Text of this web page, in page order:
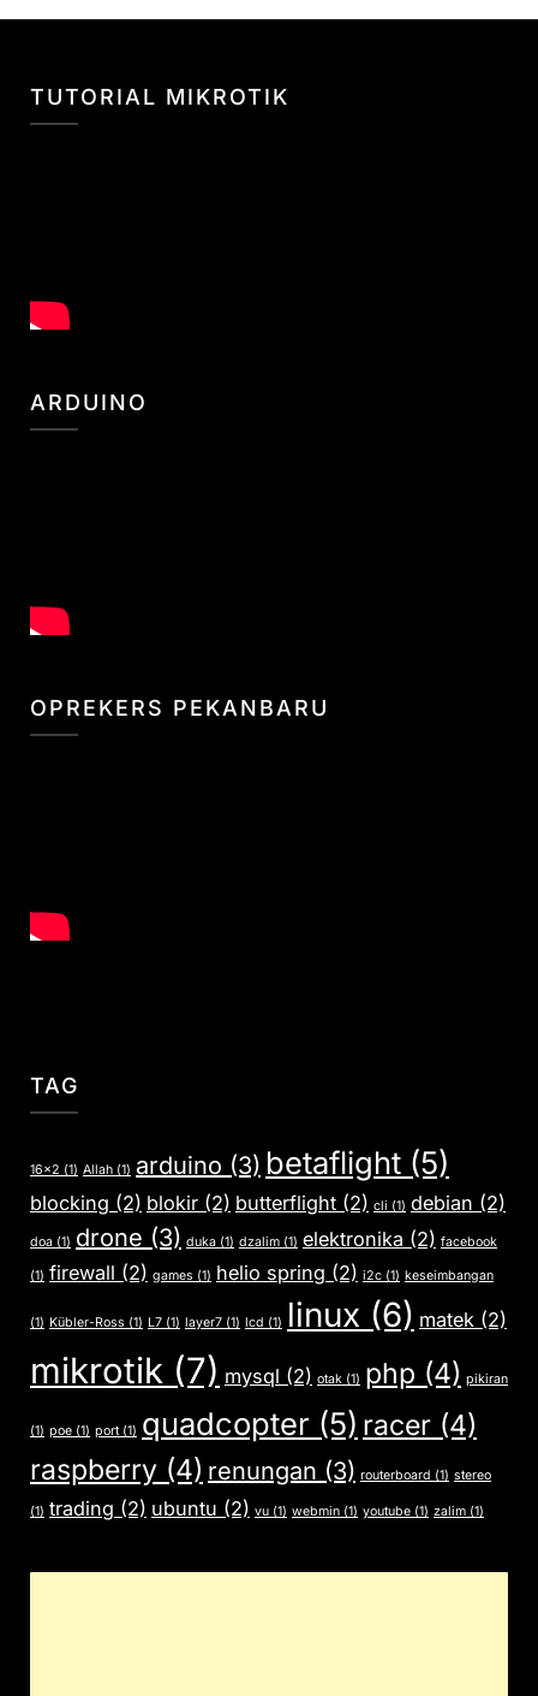
TUTORIAL MIKROTIK
ARDUINO
OPREKERS PEKANBARU
TAG
16x2 (1) Allah (1) arduino (3) betaflight (5)
blocking (2) blokir (2) butterflight (2) cli (1) debian (2)
doa (1) drone (3) duka (1) dzalim (1) elektronika (2) facebook
(1) firewall (2) games (1) helio spring (2) i2c (1) keseimbangan
(1) Kübler-Ross (1) L7 (1) layer7 (1) lcd (1) linux (6) matek (2)
mikrotik (7) mysql (2) otak (1) php (4) pikiran
(1) poe (1) port(1) quadcopter (5) racer (4)
raspberry (4) renungan (3) routerboard (1) stereo
(1) trading (2) ubuntu (2) vu (1) webmin (1) youtube (1) zalim (1)